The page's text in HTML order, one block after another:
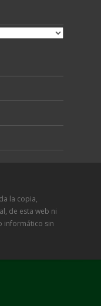
la copia,
de esta web ni
informático sin